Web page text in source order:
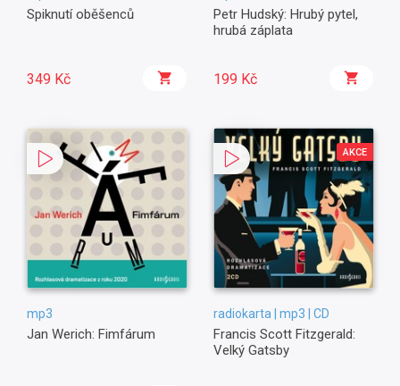
Spiknutí oběšenců
349 Kč
Petr Hudský: Hrubý pytel,
hrubá záplata
199 Kč
mp3
Jan Werich: Fimfárum
AKCE
radiokarta | mp3 | CD
Francis Scott Fitzgerald:
Velký Gatsby